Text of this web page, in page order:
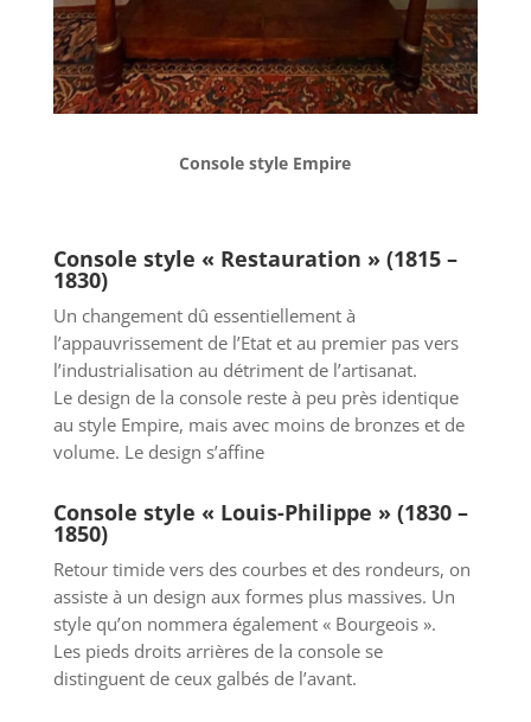
Console style Empire
Console style « Restauration » (1815 –
1830)
Un changement dû essentiellement à
l’appauvrissement de l’Etat et au premier pas vers
l’industrialisation au détriment de l’artisanat.
Le design de la console reste à peu près identique
au style Empire, mais avec moins de bronzes et de
volume. Le design s’affine
Console style « Louis-Philippe » (1830 –
1850)
Retour timide vers des courbes et des rondeurs, on
assiste à un design aux formes plus massives. Un
style qu’on nommera également « Bourgeois ».
Les pieds droits arrières de la console se
distinguent de ceux galbés de l’avant.